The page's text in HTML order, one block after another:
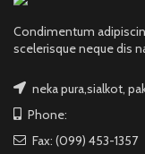
Condimentum
scelerisque neque dis
neka pura,sialkot,
Phone:
Fax: (099) 453-1357